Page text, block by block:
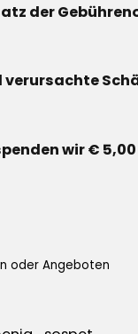
der
verursachte
wir €
oder Angeboten